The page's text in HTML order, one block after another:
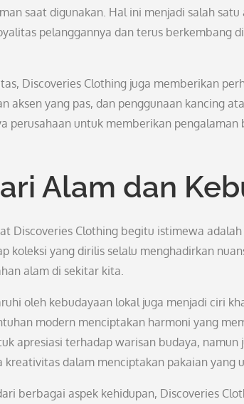
saat digunakan. Hal ini menjadi salah
pelanggannya dan terus berkembang
Discoveries Clothing juga memberikan
aksen yang pas, dan penggunaan kancing
perusahaan untuk memberikan
Alam dan
Discoveries Clothing begitu istimewa
koleksi yang dirilis selalu menghadirkan
alam di sekitar kita.
oleh kebudayaan lokal juga menjadi ciri
modern menciptakan harmoni yang
apresiasi terhadap warisan budaya,
kreativitas dalam menciptakan pakaian yang
berbagai aspek kehidupan, Discoveries